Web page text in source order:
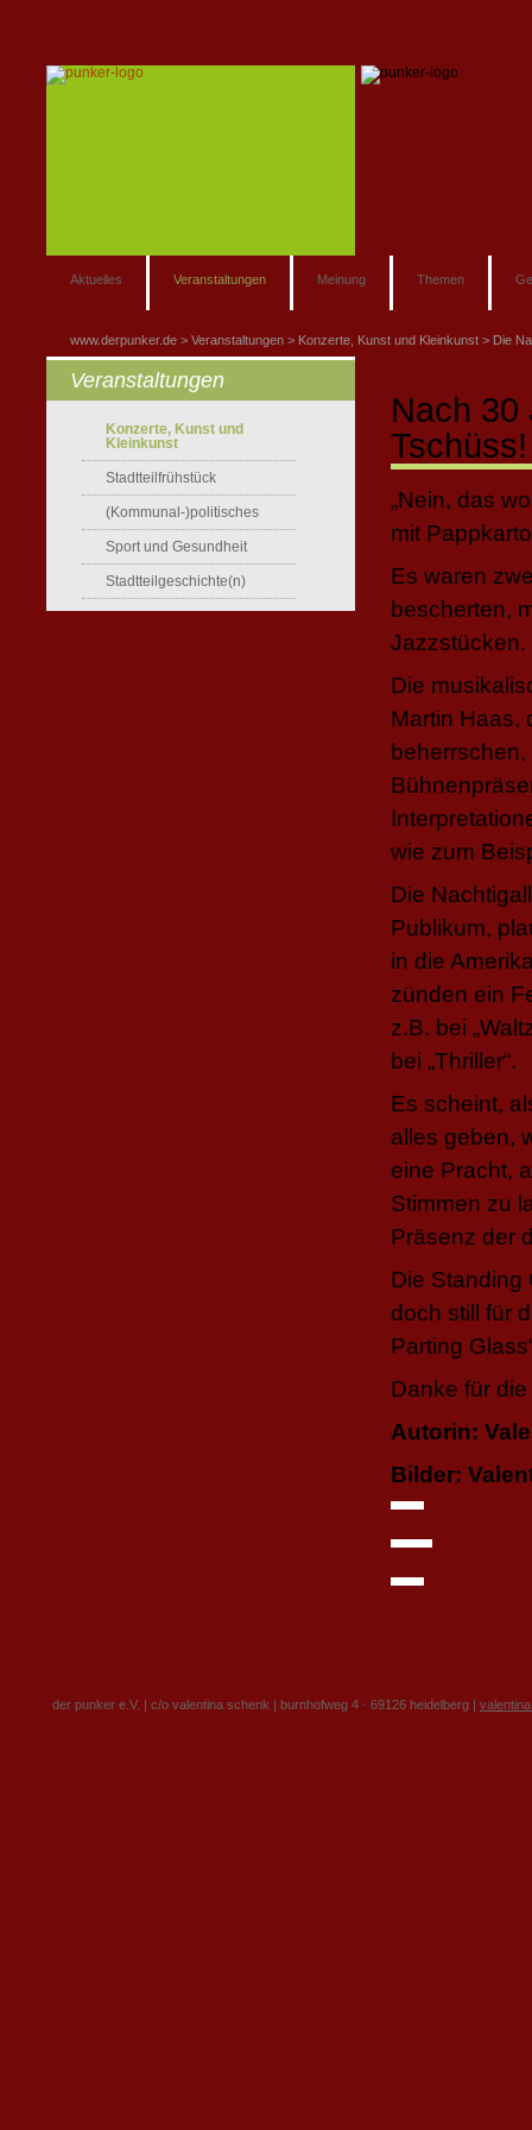
Aktuelles Veranstaltungen Meinung Themen
www.derpunker.de Veranstaltungen Konzerte, Kunst und Kleinkunst Die
Nach 30
Tschüss!
„Nein, das
mit
Es waren
bescherten,
Jazzstücken.
Die
Martin Haas,
wie zum
Die
Publikum,
in die
zünden ein
z.B. bei
bei „Thriller“.
Es scheint,
alles geben,
eine Pracht,
Stimmen zu
Präsenz der
Die Standing
doch still für
Parting
Danke für
Autorin:
Bilder:
Veranstaltungen
Konzerte, Kunst und
Kleinkunst
Stadtteilfrühstück
(Kommunal-)politisches
Sport und Gesundheit
Stadtteilgeschichte(n)
der punker e.V. | c/o valentina schenk | burnhofweg 4 · 69126 heidelberg |